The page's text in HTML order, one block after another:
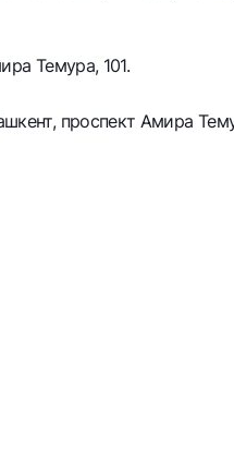
Темура, 101.
проспект Амира